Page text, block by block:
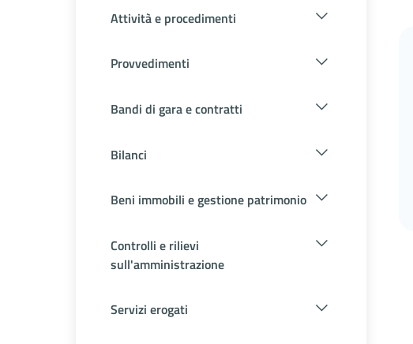
Attività e procedimenti
Provvedimenti
Bandi di gara e contratti
Bilanci
Beni immobili e gestione patrimonio
Controlli e rilievi
sull'amministrazione
Servizi erogati